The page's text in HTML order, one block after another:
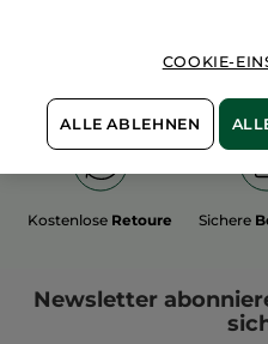
Kostenlose Retoure Sichere
Newsletter
COOKIE-
ALLE ABLEHNEN